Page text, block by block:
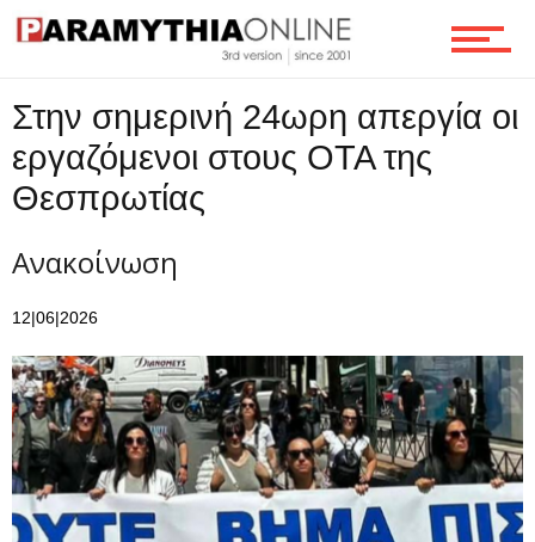
Ροή
Επικοινωνία
Στην σημερινή 24ωρη απεργία οι
εργαζόμενοι στους ΟΤΑ της
Θεσπρωτίας
Ανακοίνωση
12|06|2026